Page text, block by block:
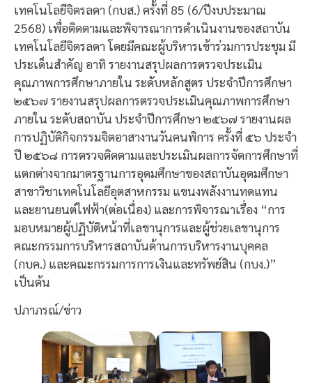
เทคโนโลยีจิตรลดา (กบส.) ครั้งที่ 85 (6/ปีงบประมาณ
2568) เพื่อติดตามและพิจารณาการดำเนินงานของสถาบัน
เทคโนโลยีจิตรลดา โดยมีคณะผู้บริหารเข้าร่วมการประชุม มี
ประเด็นสำคัญ อาทิ รายงานสรุปผลการตรวจประเมิน
คุณภาพการศึกษาภายใน ระดับหลักสูตร ประจำปีการศึกษา
๒๕๖๗ รายงานสรุปผลการตรวจประเมินคุณภาพการศึกษา
ภายใน ระดับสถาบัน ประจำปีการศึกษา ๒๕๖๗ รายงานผล
การปฏิบัติกิจกรรมจิตอาสางานวันคนพิการ ครั้งที่ ๕๖ ประจำ
ปี ๒๕๖๘ การตรวจติดตามและประเมินผลการจัดการศึกษาที่
แตกต่างจากมาตรฐานการอุดมศึกษาของสถาบันอุดมศึกษา
สาขาวิชาเทคโนโลยีอุตสาหกรรม แขนงพลังงานทดแทน
และยานยนต์ไฟฟ้า(ต่อเนื่อง) และการพิจารณาเรื่อง “การ
มอบหมายผู้ปฏิบัติหน้าที่เลขานุการและผู้ช่วยเลขานุการ
คณะกรรมการบริหารสถาบันด้านการบริหารงานบุคคล
(กบค.) และคณะกรรมการการเงินและทรัพย์สิน (กบง.)”
เป็นต้น
ปภาภรณ์/ข่าว